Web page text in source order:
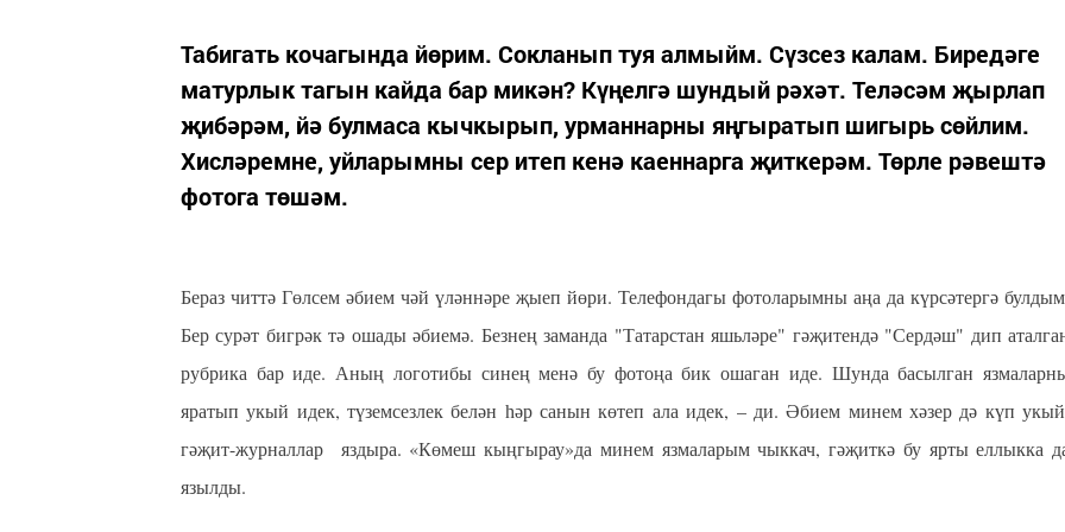
Табигать кочагында йөрим. Сокланып туя алмыйм. Сүзсез калам. Биредәге
матурлык тагын кайда бар микән? Күңелгә шундый рәхәт. Теләсәм җырлап
җибәрәм, йә булмаса кычкырып, урманнарны яңгыратып шигырь сөйлим.
Хисләремне, уйларымны сер итеп кенә каеннарга җиткерәм. Төрле рәвештә
фотога төшәм.
Бераз читтә Гөлсем әбием чәй үләннәре җыеп йөри. Телефондагы фотоларымны аңа да күрсәтергә
Бер сурәт бигрәк тә ошады әбиемә. Безнең заманда "Татарстан яшьләре" гәҗитендә "Сердәш" дип
рубрика бар иде. Аның логотибы синең менә бу фотоңа бик ошаган иде. Шунда басылган
яратып укый идек, түземсезлек белән һәр санын көтеп ала идек, – ди. Әбием минем хәзер дә күп
гәҗит-журналлар яздыра. «Көмеш кыңгырау»да минем язмаларым чыккач, гәҗиткә бу ярты еллыкка
язылды.